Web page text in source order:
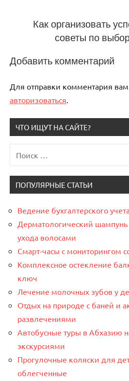
Как организовать
советы по
Добавить комментарий
Для отправки комментария
авторизоваться
ЧТО ИЩУТ НА САЙТЕ?
для:
ПОПУЛЯРНЫЕ СТАТЬИ
Ведение бухгалтерского
Дерматологический
ухода волосами
Смарт-часы с мониторингом
Комплексное остекление
ключ
Лечение молочных зубов у
Отдых на природе с баней и
развлечениями
Автобусные туры в Абхазию
экскурсиями
Прогулочные коляски для
облегченные